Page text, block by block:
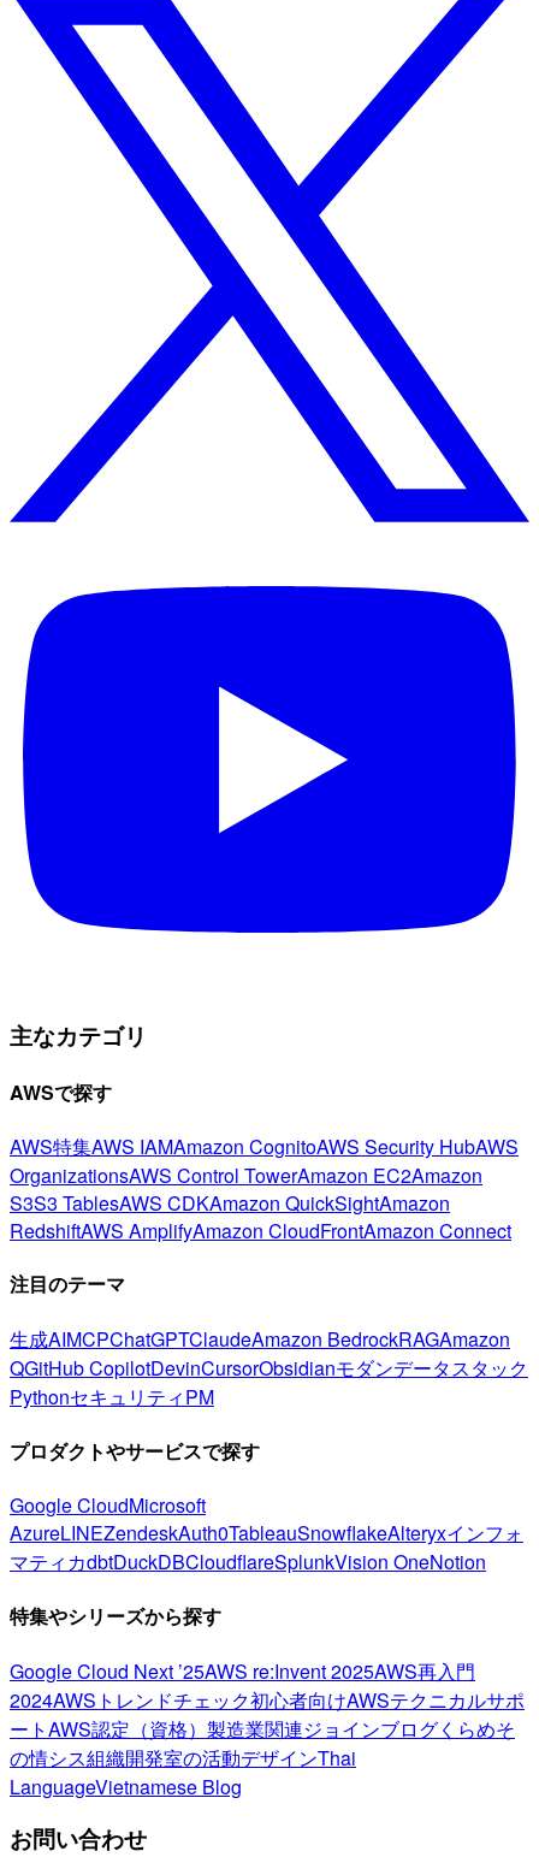
主なカテゴリ
AWSで探す
AWS特集AWS IAMAmazon CognitoAWS Security HubAWS
OrganizationsAWS Control TowerAmazon EC2Amazon
S3S3 TablesAWS CDKAmazon QuickSightAmazon
RedshiftAWS AmplifyAmazon CloudFrontAmazon Connect
注目のテーマ
生成AIMCPChatGPTClaudeAmazon BedrockRAGAmazon
QGitHub CopilotDevinCursorObsidianモダンデータスタック
PythonセキュリティPM
プロダクトやサービスで探す
Google CloudMicrosoft
AzureLINEZendeskAuth0TableauSnowflakeAlteryxインフォ
マティカdbtDuckDBCloudflareSplunkVision OneNotion
特集やシリーズから探す
Google Cloud Next ’25AWS re:Invent 2025AWS再入門
2024AWSトレンドチェック初心者向けAWSテクニカルサポ
ートAWS認定（資格） 製造業関連ジョインブログくらめそ
の情シス組織開発室の活動デザインThai
LanguageVietnamese Blog
お問い合わせ